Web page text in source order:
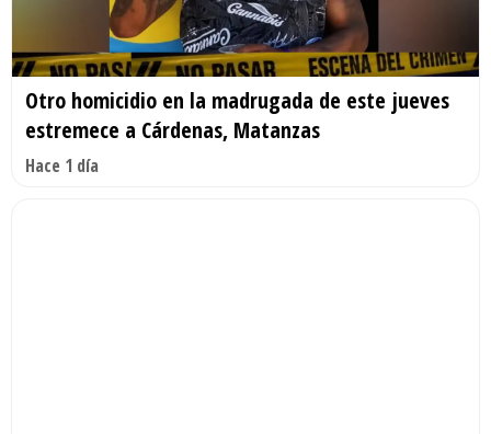
Otro homicidio en la madrugada de este jueves
estremece a Cárdenas, Matanzas
Hace 1 día